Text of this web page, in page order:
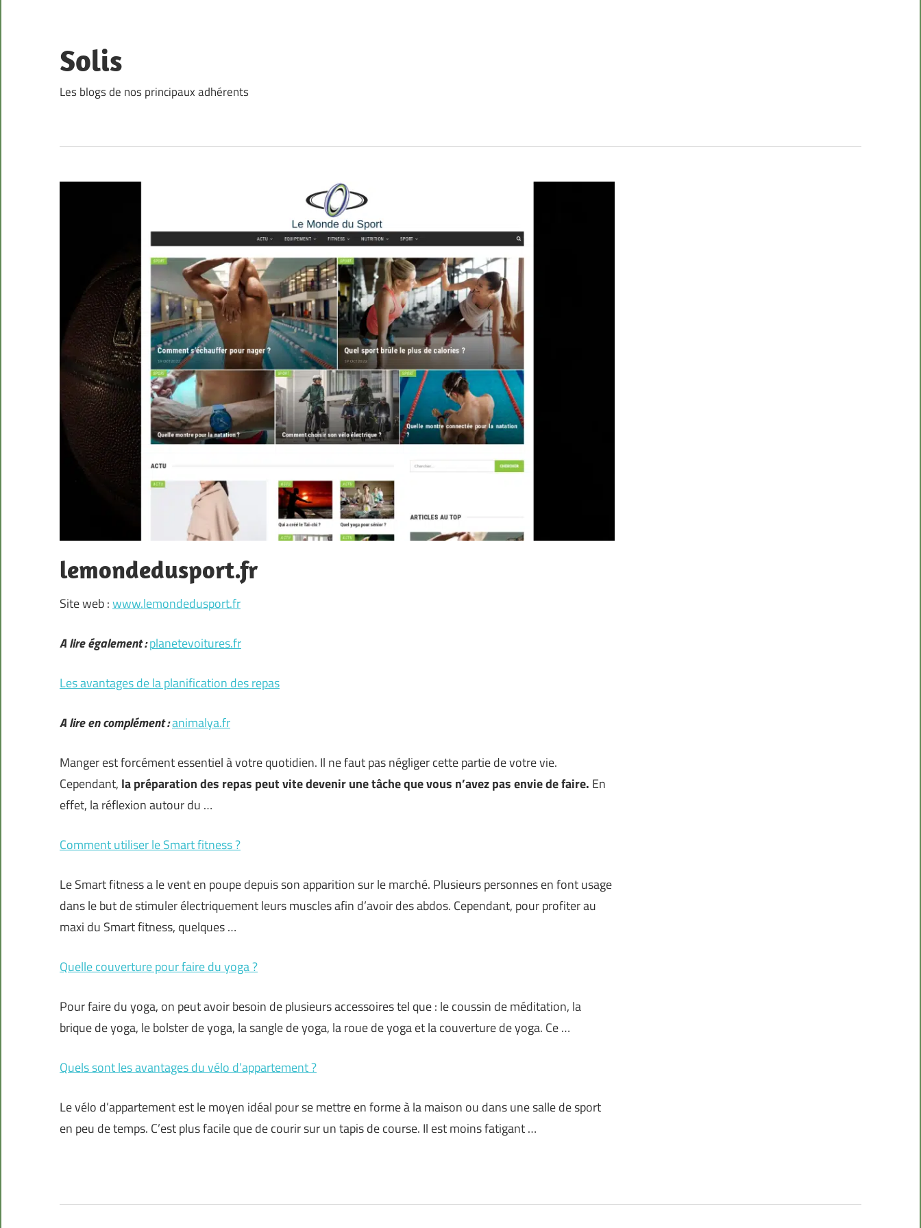
content
Solis
Les blogs de nos principaux adhérents
lemondedusport.fr
Site web :www.lemondedusport.fr
A lire également :planetevoitures.fr
Les avantages de la planification des repas
A lire en complément :animalya.fr
Manger est forcément essentiel à votre quotidien. Il ne faut pas négliger cette partie de votre vie.
Cependant, la préparation des repas peut vite devenir une tâche que vous n’avez pas envie de faire. En
effet, la réflexion autour du …
Comment utiliser le Smart fitness ?
Le Smart fitness a le vent en poupe depuis son apparition sur le marché. Plusieurs personnes en font usage
dans le but de stimuler électriquement leurs muscles afin d’avoir des abdos. Cependant, pour profiter au
maxi du Smart fitness, quelques …
Quelle couverture pour faire du yoga ?
Pour faire du yoga, on peut avoir besoin de plusieurs accessoires tel que : le coussin de méditation, la
brique de yoga, le bolster de yoga, la sangle de yoga, la roue de yoga et la couverture de yoga. Ce …
Quels sont les avantages du vélo d’appartement ?
Le vélo d’appartement est le moyen idéal pour se mettre en forme à la maison ou dans une salle de sport
en peu de temps. C’est plus facile que de courir sur un tapis de course. Il est moins fatigant …